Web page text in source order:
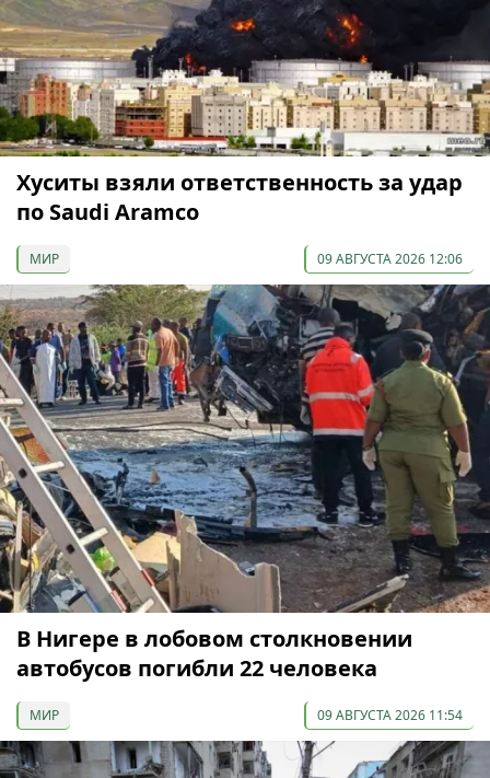
Хуситы взяли ответственность за удар
по Saudi Aramco
МИР 09 АВГУСТА 2026 12:06
В Нигере в лобовом столкновении
автобусов погибли 22 человека
МИР 09 АВГУСТА 2026 11:54